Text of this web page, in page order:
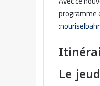
programme
:
Le